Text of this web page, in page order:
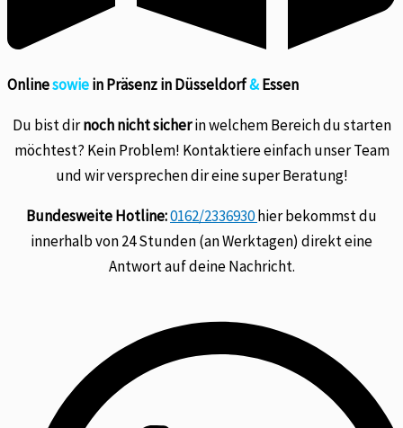
Onlinesowiein Präsenz in Düsseldorf&Essen
Du bist dirnoch nicht sicherin welchem Bereich du starten
möchtest? Kein Problem! Kontaktiere einfach unser Team
und wir versprechen dir eine super Beratung!
Bundesweite Hotline:0162/2336930hier bekommst du
innerhalb von 24 Stunden (an Werktagen) direkt eine
Antwort auf deine Nachricht.